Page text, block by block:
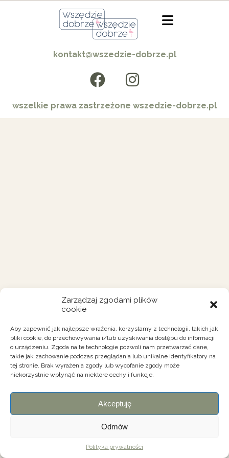
Zarządzaj zgodami plików
cookie
Aby zapewnić jak najlepsze wrażenia, korzystamy z technologii, takich jak
pliki cookie, do przechowywania i/lub uzyskiwania dostępu do informacji
o urządzeniu. Zgoda na te technologie pozwoli nam przetwarzać dane,
takie jak zachowanie podczas przeglądania lub unikalne identyfikatory na
tej stronie. Brak wyrażenia zgody lub wycofanie zgody może
niekorzystnie wpłynąć na niektóre cechy i funkcje.
Akceptuję
Odmów
Polityka prywatności
kontakt@wszedzie-dobrze.pl
wszelkie prawa zastrzeżone wszedzie-dobrze.pl